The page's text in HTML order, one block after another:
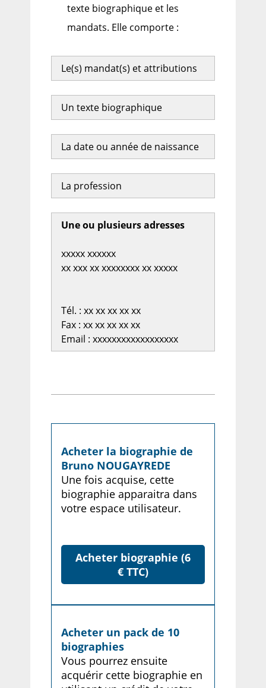
texte biographique et les
mandats. Elle comporte :
Le(s) mandat(s) et attributions
Un texte biographique
La date ou année de naissance
La profession
Une ou plusieurs adresses
xxxxx xxxxxx
xx xxx xx xxxxxxxx xx xxxxx
Tél. : xx xx xx xx xx
Fax : xx xx xx xx xx
Email : xxxxxxxxxxxxxxxxxx
Acheter la biographie de
Bruno NOUGAYREDE
Une fois acquise, cette
biographie apparaitra dans
votre espace utilisateur.
Acheter biographie (6
€ TTC)
Acheter un pack de 10
biographies
Vous pourrez ensuite
acquérir cette biographie en